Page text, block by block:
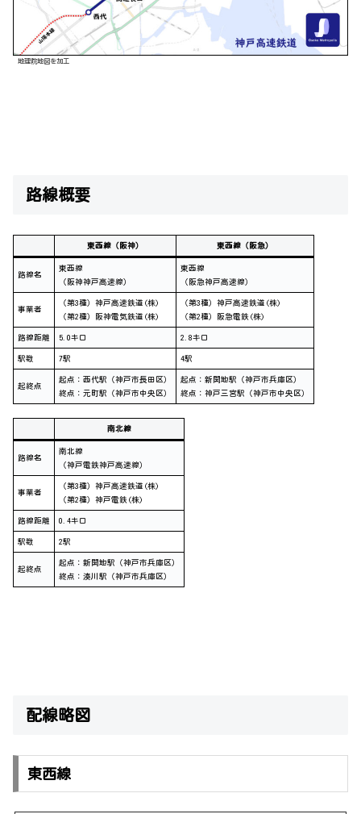
地理院地図を加工
路線概要
東西線（阪神） 東西線（阪急）
路線名
東西線
（阪神神戸高速線）
東西線
（阪急神戸高速線）
事業者
（第3種）神戸高速鉄道(株)
（第2種）阪神電気鉄道(株)
（第3種）神戸高速鉄道(株)
（第2種）阪急電鉄(株)
路線距離 5.0キロ 2.8キロ
駅数 7駅 4駅
起終点
起点：西代駅（神戸市長田区）
終点：元町駅（神戸市中央区）
起点：新開地駅（神戸市兵庫区）
終点：神戸三宮駅（神戸市中央区）
南北線
路線名
南北線
（神戸電鉄神戸高速線）
事業者
（第3種）神戸高速鉄道(株)
（第2種）神戸電鉄(株)
路線距離 0.4キロ
駅数 2駅
起終点
起点：新開地駅（神戸市兵庫区）
終点：湊川駅（神戸市兵庫区）
配線略図
東西線